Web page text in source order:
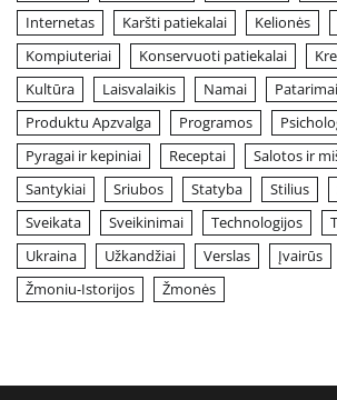
Internetas
Karšti patiekalai Kelionės
Kompiuteriai
Konservuoti patiekalai
Kultūra
Laisvalaikis Namai
Patarimai
Produktu Apzvalga
Programos
Pyragai ir kepiniai
Receptai
Salotos ir
Santykiai
Sriubos Statyba Stilius
Sveikata
Sveikinimai Technologijos
Ukraina
Užkandžiai Verslas Įvairūs
Žmoniu-Istorijos
Žmonės